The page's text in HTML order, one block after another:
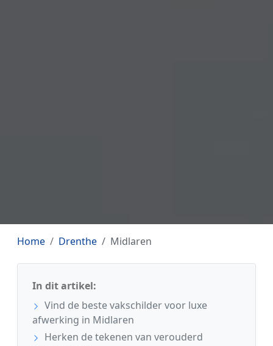
Home Drenthe Midlaren
In dit artikel:
Vind de beste vakschilder voor luxe
afwerking in Midlaren
Herken de tekenen van verouderd